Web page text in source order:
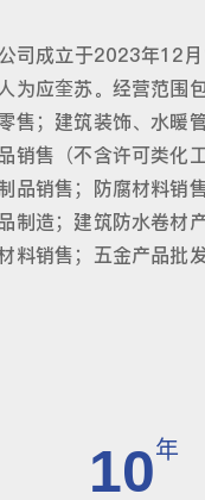
司成立于2023年12
为应奎苏。经营范围
售；建筑装饰、水暖
销售（不含许可类化
品销售；防腐材料销
制造；建筑防水卷材
料销售；五金产品批
10年